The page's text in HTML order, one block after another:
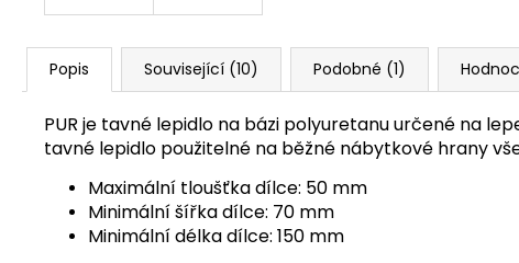
Popis Související (10) Podobné (1)
PUR je tavné lepidlo na bázi polyuretanu určené na
tavné lepidlo použitelné na běžné nábytkové hrany
Maximální tloušťka dílce: 50 mm
Minimální šířka dílce: 70 mm
Minimální délka dílce: 150 mm